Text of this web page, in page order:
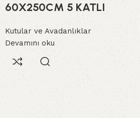
60X250CM 5 KATLI
Kutular ve Avadanlıklar
Devamını oku